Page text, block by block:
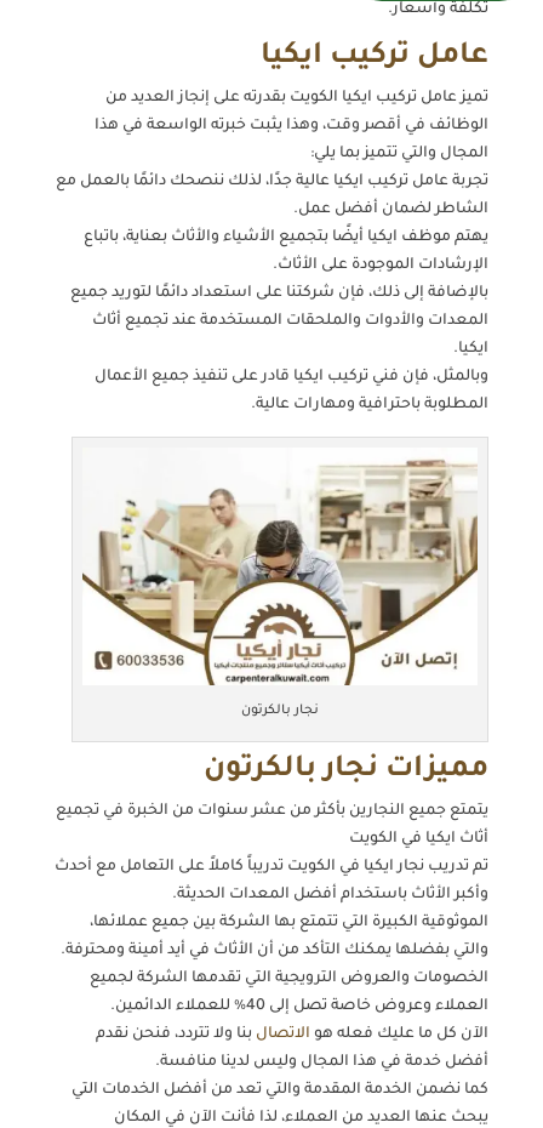
تكلفة وأسعار.
عامل تركيب ايكيا
تميز عامل تركيب ايكيا الكويت بقدرته على إنجاز العديد من
الوظائف في أقصر وقت، وهذا يثبت خبرته الواسعة في هذا
المجال والتي تتميز بما يلي:
تجربة عامل تركيب ايكيا عالية جدًا، لذلك ننصحك دائمًا بالعمل مع
الشاطر لضمان أفضل عمل.
يهتم موظف ايكيا أيضًا بتجميع الأشياء والأثاث بعناية، باتباع
الإرشادات الموجودة على الأثاث.
بالإضافة إلى ذلك، فإن شركتنا على استعداد دائمًا لتوريد جميع
المعدات والأدوات والملحقات المستخدمة عند تجميع أثاث
ايكيا.
وبالمثل، فإن فني تركيب ايكيا قادر على تنفيذ جميع الأعمال
المطلوبة باحترافية ومهارات عالية.
نجار بالكرتون
مميزات نجار بالكرتون
يتمتع جميع النجارين بأكثر من عشر سنوات من الخبرة في تجميع
أثاث ايكيا في الكويت
تم تدريب نجار ايكيا في الكويت تدريباً كاملاً على التعامل مع أحدث
وأكبر الأثاث باستخدام أفضل المعدات الحديثة.
الموثوقية الكبيرة التي تتمتع بها الشركة بين جميع عملائها،
والتي بفضلها يمكنك التأكد من أن الأثاث في أيد أمينة ومحترفة.
الخصومات والعروض الترويجية التي تقدمها الشركة لجميع
العملاء وعروض خاصة تصل إلى 40٪ للعملاء الدائمين.
الآن كل ما عليك فعله هو الاتصال بنا ولا تتردد، فنحن نقدم
أفضل خدمة في هذا المجال وليس لدينا منافسة.
كما نضمن الخدمة المقدمة والتي تعد من أفضل الخدمات التي
يبحث عنها العديد من العملاء، لذا فأنت الآن في المكان